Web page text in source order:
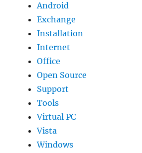
Android
Exchange
Installation
Internet
Office
Open Source
Support
Tools
Virtual PC
Vista
Windows